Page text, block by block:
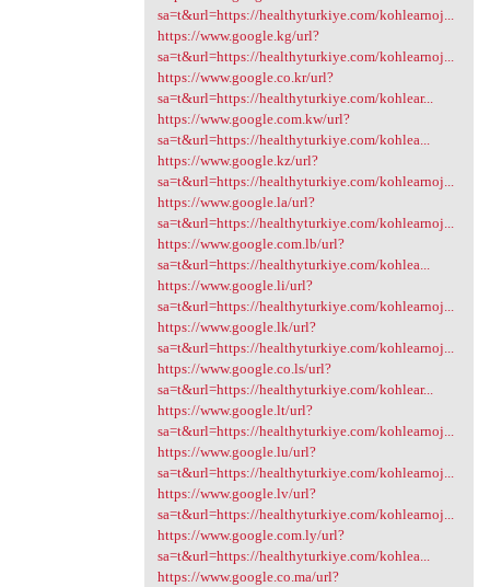
sa=t&url=https://healthyturkiye.com/kohlearnoj...
https://www.google.kg/url?
sa=t&url=https://healthyturkiye.com/kohlearnoj...
https://www.google.co.kr/url?
sa=t&url=https://healthyturkiye.com/kohlear...
https://www.google.com.kw/url?
sa=t&url=https://healthyturkiye.com/kohlea...
https://www.google.kz/url?
sa=t&url=https://healthyturkiye.com/kohlearnoj...
https://www.google.la/url?
sa=t&url=https://healthyturkiye.com/kohlearnoj...
https://www.google.com.lb/url?
sa=t&url=https://healthyturkiye.com/kohlea...
https://www.google.li/url?
sa=t&url=https://healthyturkiye.com/kohlearnoj...
https://www.google.lk/url?
sa=t&url=https://healthyturkiye.com/kohlearnoj...
https://www.google.co.ls/url?
sa=t&url=https://healthyturkiye.com/kohlear...
https://www.google.lt/url?
sa=t&url=https://healthyturkiye.com/kohlearnoj...
https://www.google.lu/url?
sa=t&url=https://healthyturkiye.com/kohlearnoj...
https://www.google.lv/url?
sa=t&url=https://healthyturkiye.com/kohlearnoj...
https://www.google.com.ly/url?
sa=t&url=https://healthyturkiye.com/kohlea...
https://www.google.co.ma/url?